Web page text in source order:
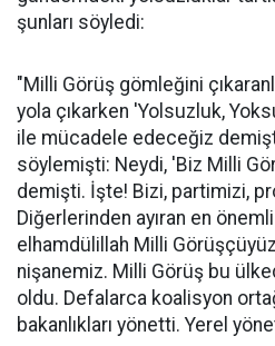
şunları söyledi:
"Milli Görüş gömleğini
yola çıkarken 'Yolsuzluk,
ile mücadele edeceğiz
söylemişti: Neydi, 'Biz Milli
demişti. İşte! Bizi, partimizi,
Diğerlerinden ayıran en
elhamdülillah Milli
nişanemiz. Milli Görüş bu
oldu. Defalarca koalisyon
bakanlıkları yönetti. Yerel